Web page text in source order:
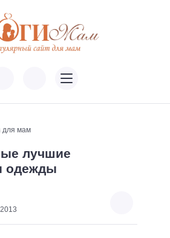
для мам
лучшие
одежды